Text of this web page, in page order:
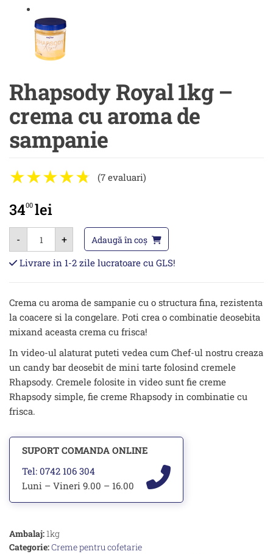
Rhapsody Royal 1kg –
crema cu aroma de
sampanie
(7 evaluari)
3400 lei
-
Cantitate
Rhapsody
Royal
1kg
-
de
sampanie
+ Adaugă în coș
Livrare in 1-2 zile lucratoare cu GLS!
Crema cu aroma de sampanie cu o structura fina, rezistenta
la coacere si la congelare. Poti crea o combinatie deosebita
mixand aceasta crema cu frisca!
In video-ul alaturat puteti vedea cum Chef-ul nostru creaza
un candy bar deosebit de mini tarte folosind cremele
Rhapsody. Cremele folosite in video sunt fie creme
Rhapsody simple, fie creme Rhapsody in combinatie cu
frisca.
SUPORT COMANDA ONLINE
Tel: 0742 106 304
Luni – Vineri 9.00 – 16.00
Ambalaj:1kg
Categorie:Creme pentru cofetarie